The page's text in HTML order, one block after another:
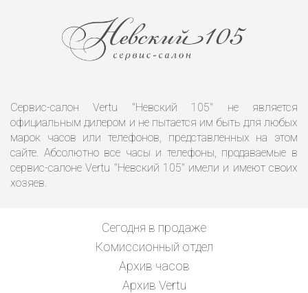
Сервис-салон Vertu "Невский 105" не является
официальным дилером и не пытается им быть для любых
марок часов или телефонов, представленных на этом
сайте. Абсолютно все часы и телефоны, продаваемые в
сервис-салоне Vertu "Невский 105" имели и имеют своих
хозяев.
Сегодня в продаже
Комиссионный отдел
Архив часов
Архив Vertu